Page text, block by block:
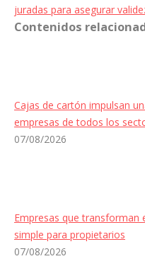
siguiente:
juradas para asegurar
Contenidos
Cajas de cartón impulsan
empresas de todos los
07/08/2026
Empresas que transforman
simple para propietarios
07/08/2026